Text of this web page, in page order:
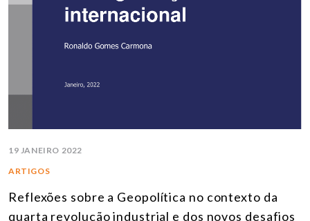
19 JANEIRO 2022
ARTIGOS
Reflexões sobre a Geopolítica no contexto da
quarta revolução industrial e dos novos desafios